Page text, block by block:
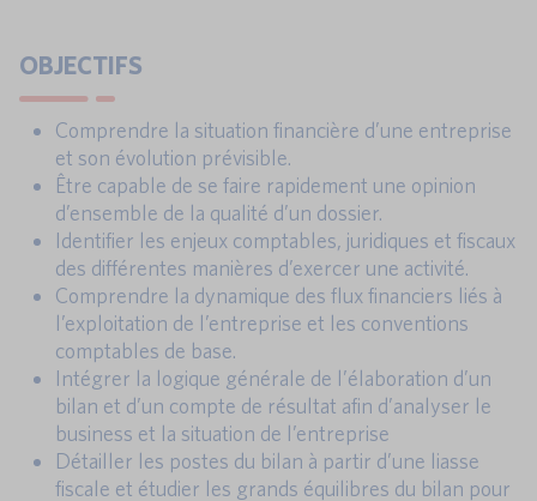
OBJECTIFS
Comprendre la situation financière d’une entreprise
et son évolution prévisible.
Être capable de se faire rapidement une opinion
d’ensemble de la qualité d’un dossier.
Identifier les enjeux comptables, juridiques et fiscaux
des différentes manières d’exercer une activité.
Comprendre la dynamique des flux financiers liés à
l’exploitation de l’entreprise et les conventions
comptables de base.
Intégrer la logique générale de l’élaboration d’un
bilan et d’un compte de résultat afin d’analyser le
business et la situation de l’entreprise
Détailler les postes du bilan à partir d’une liasse
fiscale et étudier les grands équilibres du bilan pour